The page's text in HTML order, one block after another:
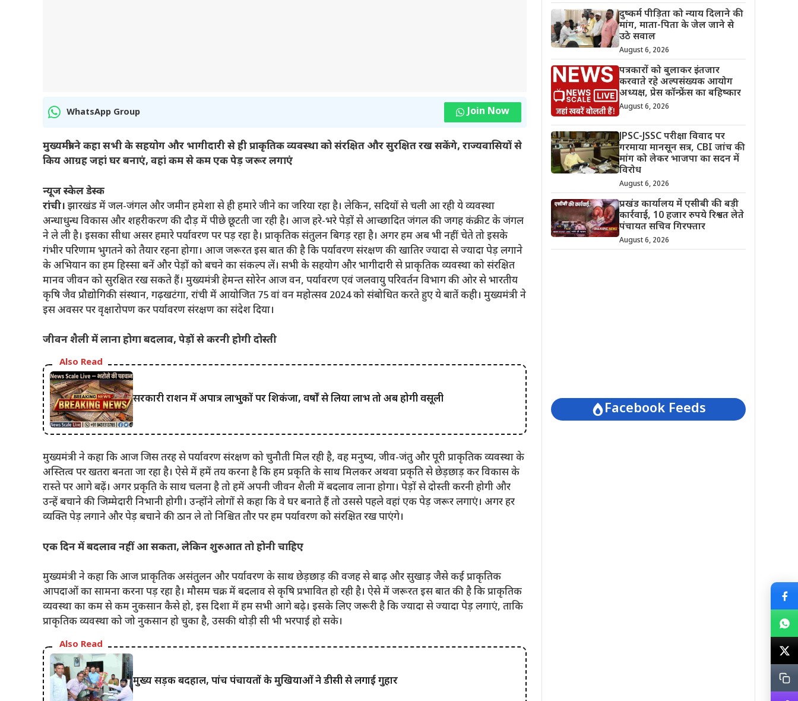
WhatsApp Group Join Now
मुख्यमंत्री ने कहा सभी के सहयोग और भागीदारी से ही प्राकृतिक व्यवस्था को संरक्षित और सुरक्षित रख सकेंगे, राज्यवासियों से
किय आग्रह जहां घर बनाएं, वहां कम से कम एक पेड़ जरूर लगाएं
न्यूज स्केल डेस्क
रांची।झारखंड में जल-जंगल और जमीन हमेशा से ही हमारे जीने का जरिया रहा है। लेकिन, सदियों से चली आ रही ये व्यवस्था
अन्धाधुन्ध विकास और शहरीकरण की दौड़ में पीछे छूटती जा रही है। आज हरे-भरे पेड़ों से आच्छादित जंगल की जगह कंक्रीट के जंगल
ने ले ली है। इसका सीधा असर हमारे पर्यावरण पर पड़ रहा है। प्राकृतिक संतुलन बिगड़ रहा है। अगर हम अब भी नहीं चेते तो इसके
गंभीर परिणाम भुगतने को तैयार रहना होगा। आज जरूरत इस बात की है कि पर्यावरण संरक्षण की खातिर ज्यादा से ज्यादा पेड़ लगाने
के अभियान का हम हिस्सा बनें और पेड़ों को बचने का संकल्प लें। सभी के सहयोग और भागीदारी से प्राकृतिक व्यवस्था को संरक्षित
मानव जीवन को सुरक्षित रख सकते हैं। मुख्यमंत्री हेमन्त सोरेन आज वन, पर्यावरण एवं जलवायु परिवर्तन विभाग की ओर से भारतीय
कृषि जैव प्रौद्योगिकी संस्थान, गढ़खटंगा, रांची में आयोजित 75 वां वन महोत्सव 2024 को संबोधित करते हुए ये बातें कही। मुख्यमंत्री ने
इस अवसर पर वृक्षारोपण कर पर्यावरण संरक्षण का संदेश दिया।
जीवन शैली में लाना होगा बदलाव, पेड़ों से करनी होगी दोस्ती
Also Read
सरकारी राशन में अपात्र लाभुकों पर शिकंजा, वर्षों से लिया लाभ तो अब होगी वसूली
मुख्यमंत्री ने कहा कि आज जिस तरह से पर्यावरण संरक्षण को चुनौती मिल रही है, वह मनुष्य, जीव-जंतु और पूरी प्राकृतिक व्यवस्था के
अस्तित्व पर खतरा बनता जा रहा है। ऐसे में हमें तय करना है कि हम प्रकृति के साथ मिलकर अथवा प्रकृति से छेड़छाड़ कर विकास के
रास्ते पर आगे बढ़ें। अगर प्रकृति के साथ चलना है तो हमें अपनी जीवन शैली में बदलाव लाना होगा। पेड़ों से दोस्ती करनी होगी और
उन्हें बचाने की जिम्मेदारी निभानी होगी। उन्होंने लोगों से कहा कि वे घर बनाते हैं तो उससे पहले वहां एक पेड़ जरूर लगाएं। अगर हर
व्यक्ति पेड़ लगाने और पेड़ बचाने की ठान ले तो निश्चित तौर पर हम पर्यावरण को संरक्षित रख पाएंगे।
एक दिन में बदलाव नहीं आ सकता, लेकिन शुरुआत तो होनी चाहिए
मुख्यमंत्री ने कहा कि आज प्राकृतिक असंतुलन और पर्यावरण के साथ छेड़छाड़ की वजह से बाढ़ और सुखाड़ जैसे कई प्राकृतिक
आपदाओं का सामना करना पड़ रहा है। मौसम चक्र में बदलाव से कृषि प्रभावित हो रही है। ऐसे में जरूरत इस बात की है कि प्राकृतिक
व्यवस्था का कम से कम नुकसान कैसे हो, इस दिशा में हम सभी आगे बढ़े। इसके लिए जरूरी है कि ज्यादा से ज्यादा पेड़ लगाएं, ताकि
प्राकृतिक व्यवस्था को जो नुकसान हो चुका है, उसकी थोड़ी सी भी भरपाई हो सके।
Also Read
मुख्य सड़क बदहाल, पांच पंचायतों के मुखियाओं ने डीसी से लगाई गुहार
दुष्कर्म पीड़िता को न्याय दिलाने की
मांग, माता-पिता के जेल जाने से
उठे सवाल
August 6, 2026
पत्रकारों को बुलाकर इंतजार
करवाते रहे अल्पसंख्यक आयोग
अध्यक्ष, प्रेस कॉन्फ्रेंस का बहिष्कार
August 6, 2026
JPSC-JSSC परीक्षा विवाद पर
गरमाया मानसून सत्र, CBI जांच की
मांग को लेकर भाजपा का सदन में
विरोध
August 6, 2026
प्रखंड कार्यालय में एसीबी की बड़ी
कार्रवाई, 10 हजार रुपये रिश्वत लेते
पंचायत सचिव गिरफ्तार
August 6, 2026
Facebook Feeds